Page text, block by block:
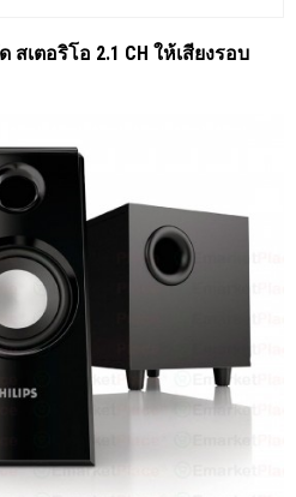
เตอริโอ 2.1 CH ให้เสียงรอบ